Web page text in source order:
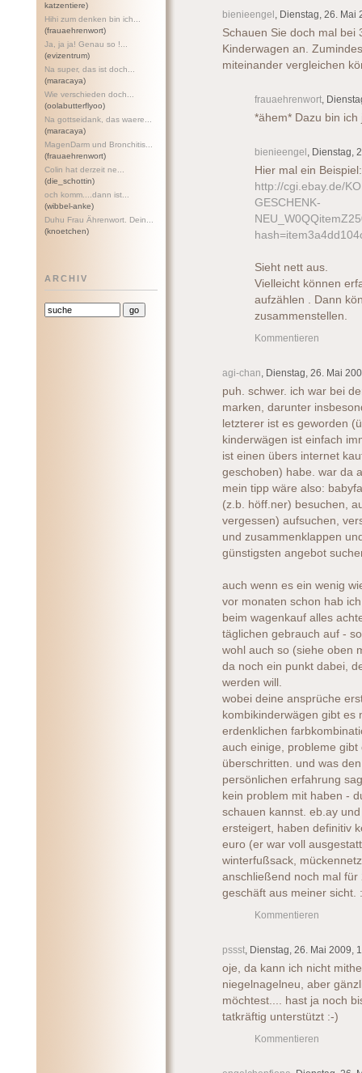
katzentiere)
Hihi zum denken bin ich...
(frauaehrenwort)
Ja, ja ja! Genau so !...
(evizentrum)
Na super, das ist doch...
(maracaya)
Wie verschieden doch...
(oolabutterflyoo)
Na gottseidank, das waere...
(maracaya)
MagenDarm und Bronchitis...
(frauaehrenwort)
Colin hat derzeit ne...
(die_schottin)
och komm....dann ist...
(wibbel-anke)
Duhu Frau Ährenwort. Dein...
(knoetchen)
ARCHIV
bienieengel , Dienstag, 26. Mai
Schauen Sie doch mal bei
Kinderwagen an.
miteinander vergleichen
frauaehrenwort,
*ähem* Dazu bin
bienieengel , Dienstag,
Hier mal ein Beispiel:
http://cgi.ebay.de/
GESCHENK-
Sieht nett aus.
Vielleicht können
aufzählen . Dann
zusammenstellen.
Kommentieren
agi-chan, Dienstag, 26. Mai
puh. schwer. ich war bei
marken, darunter
letzterer ist es geworden
kinderwägen ist einfach
ist einen übers internet
geschoben) habe. war da
mein tipp wäre also:
(z.b. höff.ner) besuchen,
vergessen) aufsuchen,
und zusammenklappen
günstigsten angebot
auch wenn es ein wenig
vor monaten schon hab
beim wagenkauf alles
täglichen gebrauch auf -
wohl auch so (siehe oben
da noch ein punkt dabei,
werden will.
wobei deine ansprüche
kombikinderwägen gibt es
erdenklichen
auch einige, probleme
überschritten. und was
persönlichen erfahrung
kein problem mit haben -
schauen kannst. eb.ay
ersteigert, haben definitiv
euro (er war voll
winterfußsack,
anschließend noch mal
geschäft aus meiner sicht.
Kommentieren
pssst, Dienstag, 26. Mai 2009,
oje, da kann ich nicht
niegelnagelneu, aber
möchtest.... hast ja noch
tatkräftig unterstützt :-)
Kommentieren